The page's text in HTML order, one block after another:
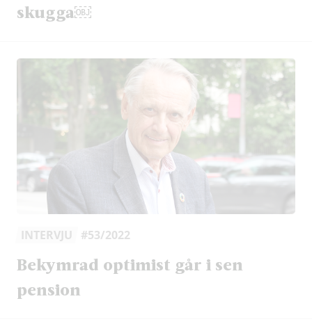
skugga￼
INTERVJU #53/2022
Bekymrad optimist går i sen
pension